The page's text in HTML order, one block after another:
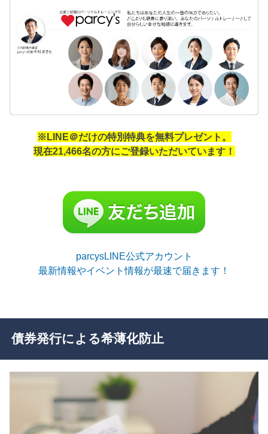
※LINE＠だけの特別特典を無料プレゼント。
現在21,466名の方にご登録いただいています！
parcysLINE公式アカウント
最新情報やイベント情報が最速で届きます！
債券発行による希薄化防止